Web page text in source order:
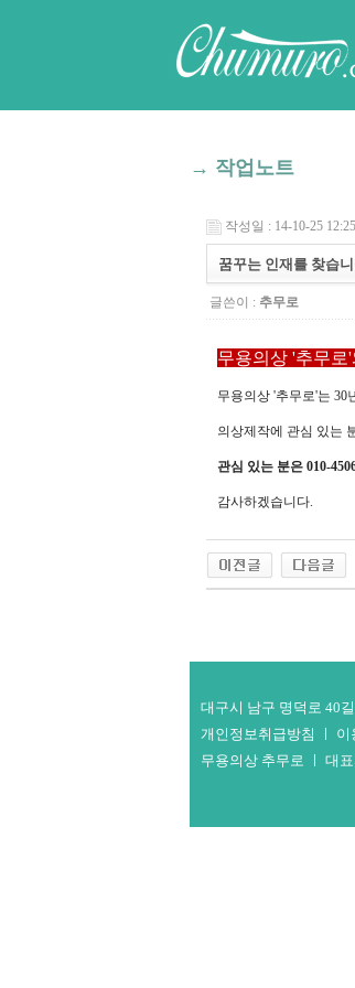
→ 작업노트
작성일 : 14-10-25 12:25
꿈꾸는 인재를 찾습
글쓴이 : 추무로
무용의상 '추무로
무용의상 '추무로'는 30
의상제작에 관심 있는
관심 있는 분은 010-
감사하겠습니다.
대구시 남구 명덕로 40
개인정보취급방침 ㅣ 이
무용의상 추무로 ㅣ 대